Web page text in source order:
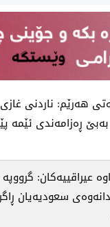
هەرێم: ناردنی
ڕەزامەندی ئێمە
عیراقییەکان:
سعودیەیان